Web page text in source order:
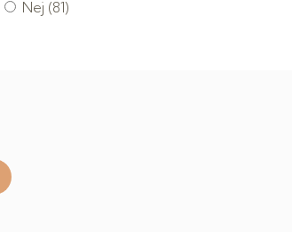
Nej (81)